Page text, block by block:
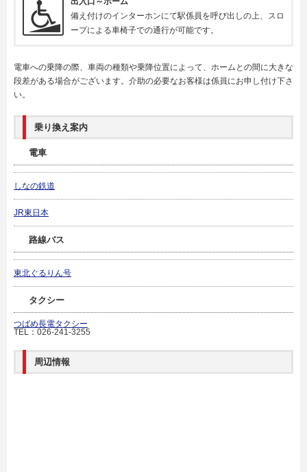
備え付けのインターホンにて駅係員を呼び出しの上、スロ
ープによる車椅子での通行が可能です。
電車への乗降の際、車両の種類や乗降位置によって、ホームとの間に大きな
段差がある場合がございます。介助の必要なお客様は係員にお申し付け下さ
い。
乗り換え案内
電車
しなの鉄道
JR東日本
路線バス
東北ぐるりん号
タクシー
つばめ長電タクシー
TEL：026-241-3255
周辺情報